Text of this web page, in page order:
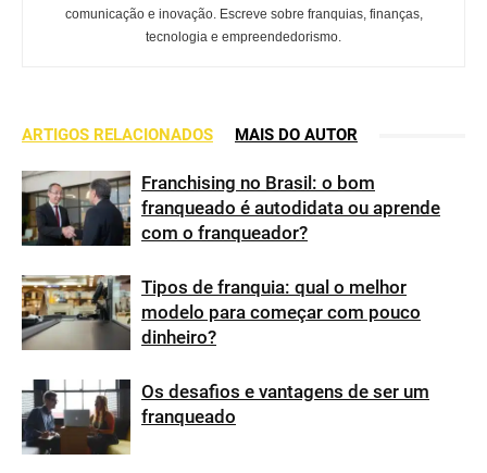
comunicação e inovação. Escreve sobre franquias, finanças,
tecnologia e empreendedorismo.
ARTIGOS RELACIONADOS MAIS DO AUTOR
Franchising no Brasil: o bom
franqueado é autodidata ou aprende
com o franqueador?
Tipos de franquia: qual o melhor
modelo para começar com pouco
dinheiro?
Os desafios e vantagens de ser um
franqueado